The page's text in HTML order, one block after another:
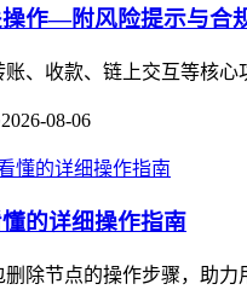
作—附风险提示与合
、收款、链上交互等核
2026-08-06
的详细操作指南
除节点的操作步骤，助